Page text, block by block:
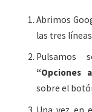
Abrimos
las tres
Pulsamos
“Opciones
sobre el
Una vez en